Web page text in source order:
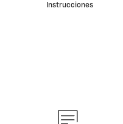
Instrucciones